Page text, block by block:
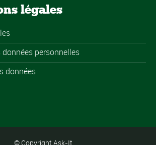
légales
personnelles
données
© Copyright Ask-It